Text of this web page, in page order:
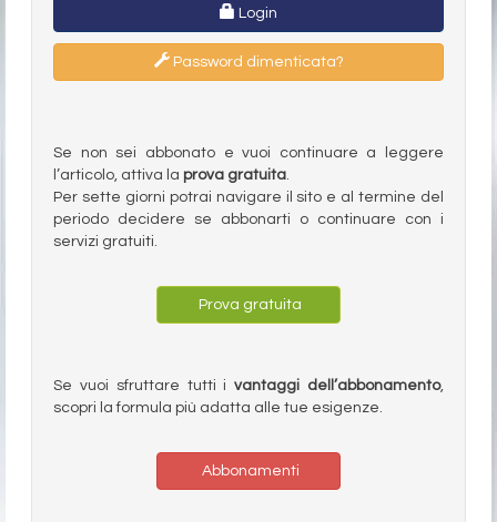
Login
Password dimenticata?
Se non sei abbonato e vuoi continuare a leggere
l’articolo, attiva la prova gratuita.
Per sette giorni potrai navigare il sito e al termine del
periodo decidere se abbonarti o continuare con i
servizi gratuiti.
Prova gratuita
Se vuoi sfruttare tutti ivantaggi dell’abbonamento,
scopri la formula più adatta alle tue esigenze.
Abbonamenti